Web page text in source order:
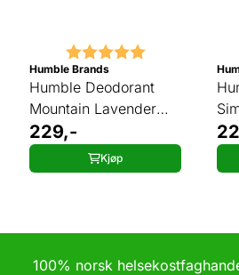
Karakter: 5.0 av 5
Humble Brands
Humble Deodorant
Mountain Lavender
stift 70g
229,-
Kjøp
100% norsk